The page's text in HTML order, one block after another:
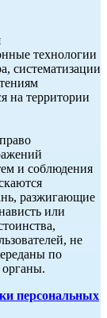
технологии
систематизации
на территории
и соблюдения
разжигающие
или
не
по
органы.
персональных